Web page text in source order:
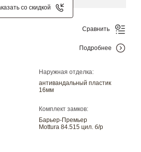
со скидкой
Наружная отделка:
антивандальный пластик
16мм
Комплект замков:
Барьер-Премьер
Mottura 84.515 цил. б/р
Сравнить
Подробнее